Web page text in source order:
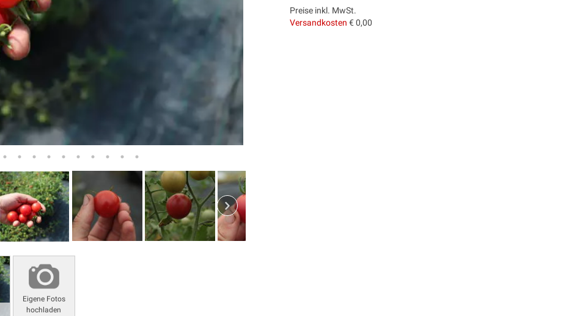
Eigene Fotos
hochladen
Preise inkl. MwSt.
Versandkosten € 0,00